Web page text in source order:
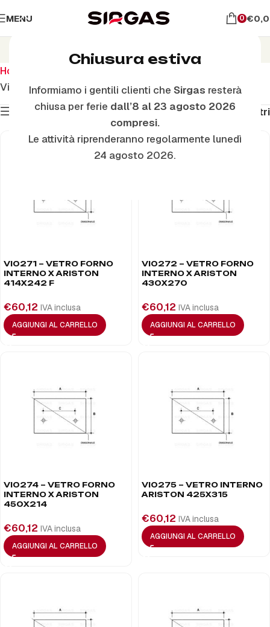
Chiusura estiva
Informiamo i gentili clienti che Sirgas resterà
chiusa per ferie dall’8 al 23 agosto 2026
compresi.
Le attività riprenderanno regolarmente lunedì
24 agosto 2026.
MENU 0 €
Vetri Forno Interni
Home
Visualizzazione di 45 risultati
Mostra filtri
Filtri
VI0271 – VETRO FORNO
INTERNO X ARISTON
414X242 F
€60,12 IVA inclusa
AGGIUNGI AL CARRELLO
VI0272 – VETRO FORNO
INTERNO X ARISTON
430X270
€60,12 IVA inclusa
AGGIUNGI AL CARRELLO
VI0274 – VETRO FORNO
INTERNO X ARISTON
450X214
€60,12 IVA inclusa
AGGIUNGI AL CARRELLO
VI0275 – VETRO INTERNO
ARISTON 425X315
€60,12 IVA inclusa
AGGIUNGI AL CARRELLO